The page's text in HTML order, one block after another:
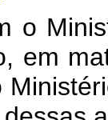
o
em